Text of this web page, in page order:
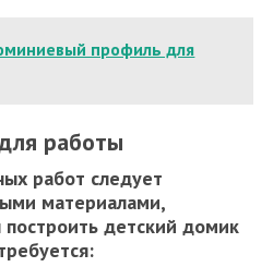
профиль для
работы
работ следует
материалами,
детский домик